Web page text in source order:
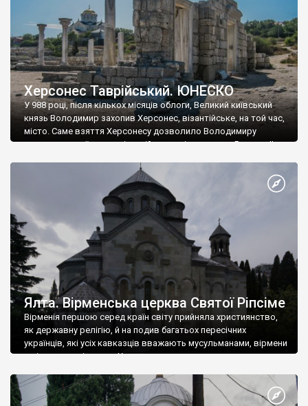
Херсонес Таврійський. ЮНЕСКО
У 988 році, після кількох місяців облоги, Великий київський
князь Володимир захопив Херсонес, візантійське, на той час,
місто. Саме взяття Херсонесу дозволило Володимиру
диктувати свої умови візантійському імператору Василю ІІ, та
Херсонесі Володимир-язичник, став Василем-християнином.
А потім було Хрещення Русі. На честь Херсонесу Таврійського
Ялта. Вірменська церква Святої Ріпсіме
Вірменія першою серед країн світу прийняла християнство,
як державну релігію, й на подив багатьох пересічних
українців, які усіх кавказців вважають мусульманами, вірмени
є відданими вірянами Христа